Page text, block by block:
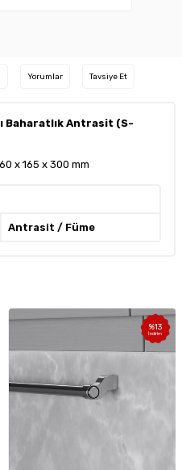
Yorumlar Tavsiye Et
Baharatlık Antrasit (S-
x 165 x 300 mm
Antrasit / Füme
%13
İndirim